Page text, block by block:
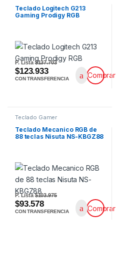
Teclado Logitech G213
Gaming Prodigy RGB
P. Lista$137.703
$123.933
CON TRANSFERENCIA Comprar
Teclado Gamer
Teclado Mecanico RGB de
88 teclas Nisuta NS-KBGZ88
P. Lista$103.975
$93.578
CON TRANSFERENCIA Comprar